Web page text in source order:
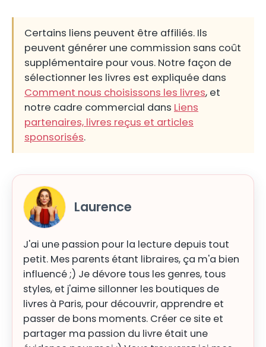
Certains liens peuvent être affiliés. Ils
peuvent générer une commission sans coût
supplémentaire pour vous. Notre façon de
sélectionner les livres est expliquée dans
Comment nous choisissons les livres, et
notre cadre commercial dans Liens
partenaires, livres reçus et articles
sponsorisés.
Laurence
J'ai une passion pour la lecture depuis tout
petit. Mes parents étant libraires, ça m'a bien
influencé ;) Je dévore tous les genres, tous
styles, et j'aime sillonner les boutiques de
livres à Paris, pour découvrir, apprendre et
passer de bons moments. Créer ce site et
partager ma passion du livre était une